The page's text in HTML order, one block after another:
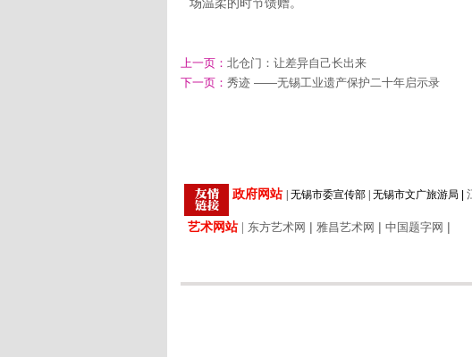
上一页： 北仓门：让差异自己长出来
下一页： 秀迹 ——无锡工业遗产保护二十年启示录
政府网站 无锡市委宣传部 无锡市文广旅游局
艺术网站 东方艺术网 | 雅昌艺术网 | 中国题字网 |